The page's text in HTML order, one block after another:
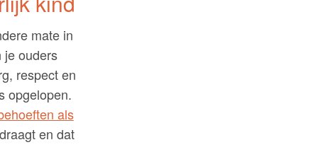
mate in
je ouders
respect en
opgelopen.
als
en dat